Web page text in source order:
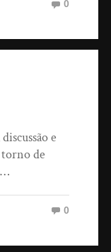
0
e
de
0